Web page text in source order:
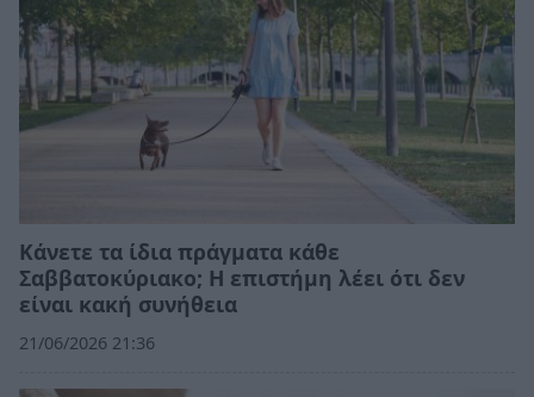
Κάνετε τα ίδια πράγματα κάθε
Σαββατοκύριακο; Η επιστήμη λέει ότι δεν
είναι κακή συνήθεια
21/06/2026 21:36